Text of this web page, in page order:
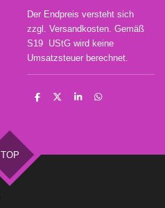
Der Endpreis versteht sich
zzgl. Versandkosten. Gemäß
S19 UStG wird keine
Umsatzsteuer berechnet.
T
T
T
T
TOP